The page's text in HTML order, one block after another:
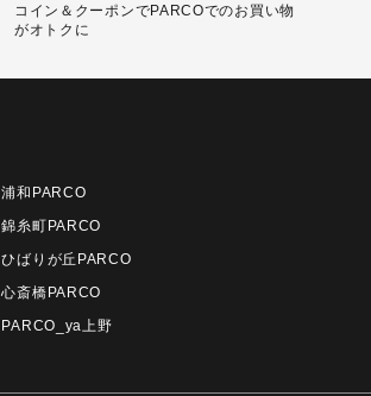
コイン＆クーポンでPARCOでのお買い物
がオトクに
浦和PARCO
錦糸町PARCO
ひばりが丘PARCO
心斎橋PARCO
PARCO_ya上野